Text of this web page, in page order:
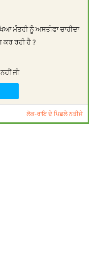
ਮੰਤਰੀ ਨੂੰ ਅਸਤੀਫਾ ਚਾਹੀਦਾ
ਕਰ ਰਹੀ ਹੈ ?
ਨਹੀਂ ਜੀ
ਲੋਕ-ਰਾਇ ਦੇ ਪਿਛਲੇ ਨਤੀਜੇ